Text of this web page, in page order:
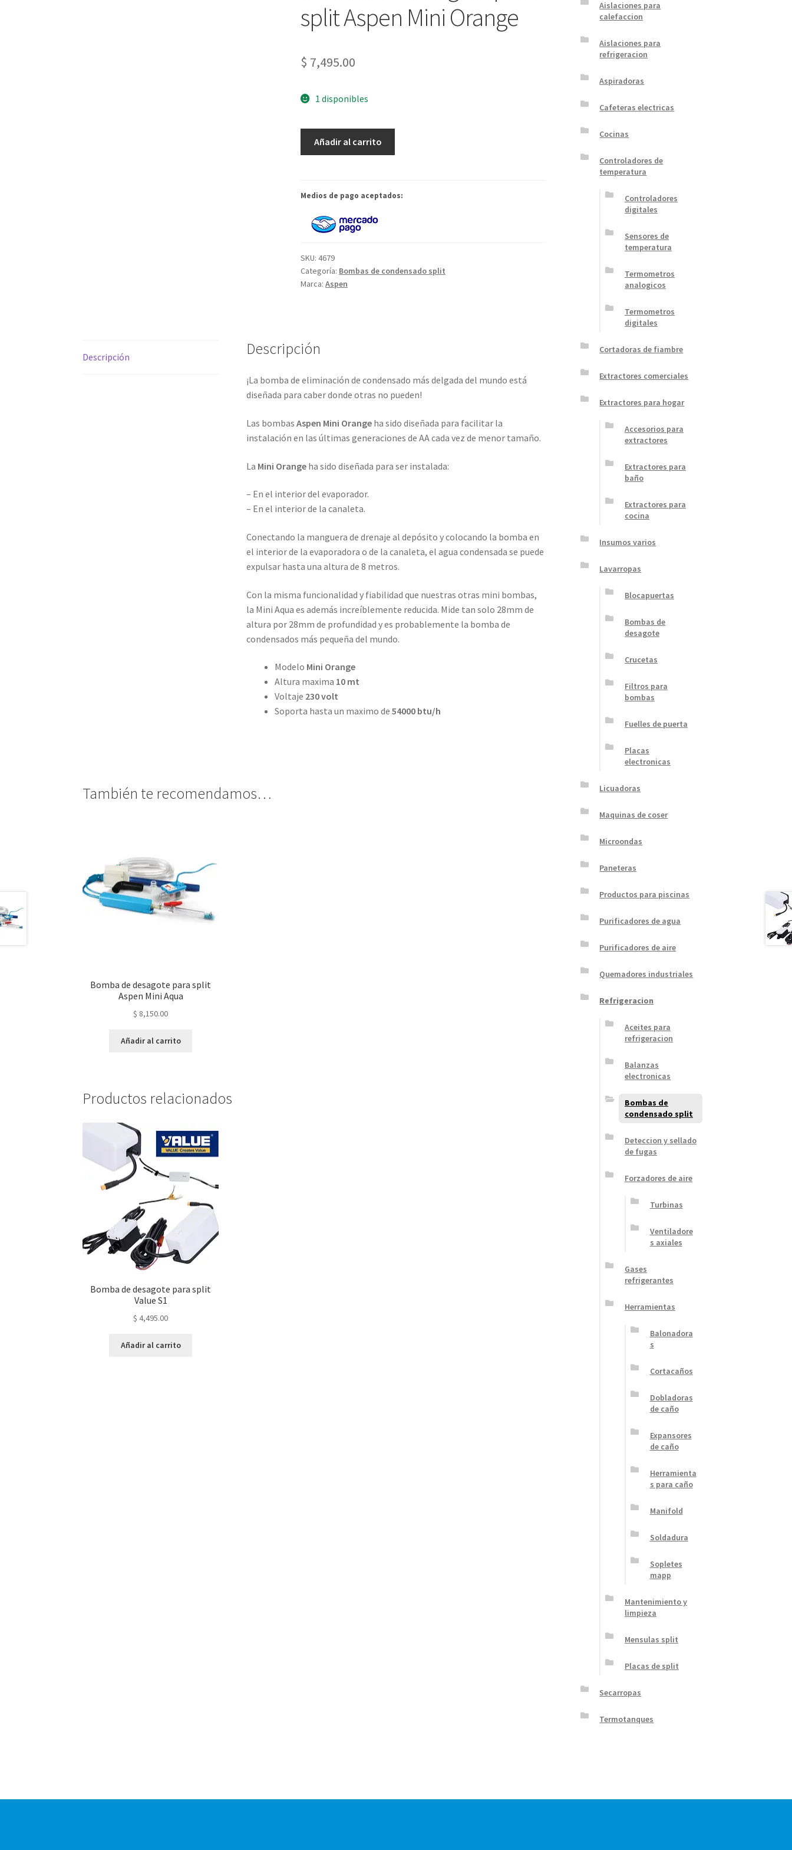
split Aspen Mini Orange
$ 7,495.00
1 disponibles
split
Mini
cantidad
Añadir al carrito
Medios de pago aceptados:
SKU:4679
Categoría: Bombas de condensado split
Marca:Aspen
Descripción Descripción
¡La bomba de eliminación de condensado más delgada del mundo está
diseñada para caber donde otras no pueden!
Las bombas Aspen Mini Orangeha sido diseñada para facilitar la
instalación en las últimas generaciones de AA cada vez de menor tamaño.
La Mini Orangeha sido diseñada para ser instalada:
– En el interior del evaporador.
– En el interior de la canaleta.
Conectando la manguera de drenaje al depósito y colocando la bomba en
el interior de la evaporadora o de la canaleta, el agua condensada se puede
expulsar hasta una altura de 8 metros.
Con la misma funcionalidad y fiabilidad que nuestras otras mini bombas,
la Mini Aqua es además increíblemente reducida. Mide tan solo 28mm de
altura por 28mm de profundidad y es probablemente la bomba de
condensados más pequeña del mundo.
Modelo Mini Orange
Altura maxima 10 mt
Voltaje 230 volt
Soporta hasta un maximo de 54000 btu/h
También te recomendamos…
Bomba de desagote para split
Aspen Mini Aqua
$ 8,150.00
Añadir al carrito
Productos relacionados
Bomba de desagote para split
Value S1
$ 4,495.00
Añadir al carrito
Aislaciones para
calefaccion
Aislaciones para
refrigeracion
Aspiradoras
Cafeteras electricas
Cocinas
Controladores de
temperatura
Controladores
digitales
Sensores de
temperatura
Termometros
analogicos
Termometros
digitales
Cortadoras de fiambre
Extractores comerciales
Extractores para hogar
Accesorios para
extractores
Extractores para
baño
Extractores para
cocina
Insumos varios
Lavarropas
Blocapuertas
Bombas de
desagote
Crucetas
Filtros para
bombas
Fuelles de puerta
Placas
electronicas
Licuadoras
Maquinas de coser
Microondas
Paneteras
Productos para piscinas
Purificadores de agua
Purificadores de aire
Quemadores industriales
Refrigeracion
Aceites para
refrigeracion
Balanzas
electronicas
Bombas de
condensado split
Deteccion y sellado
de fugas
Forzadores de aire
Turbinas
Ventiladore
s axiales
Gases
refrigerantes
Herramientas
Balonadora
s
Cortacaños
Dobladoras
de caño
Expansores
de caño
Herramienta
s para caño
Manifold
Soldadura
Sopletes
mapp
Mantenimiento y
limpieza
Mensulas split
Placas de split
Secarropas
Termotanques